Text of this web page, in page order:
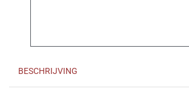
BESCHRIJVING